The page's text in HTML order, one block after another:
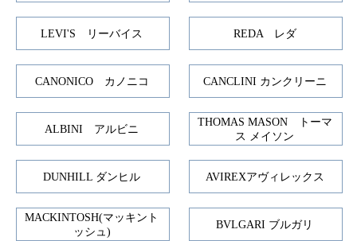
LEVI'S リーバイス REDA レダ
CANONICO カノニコ CANCLINI カンクリーニ
ALBINI アルビニ
THOMAS MASON トーマ
ス メイソン
DUNHILL ダンヒル AVIREXアヴィレックス
MACKINTOSH(マッキント
ッシュ)
BVLGARI ブルガリ